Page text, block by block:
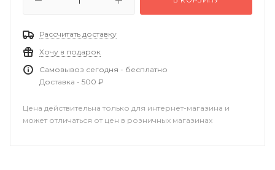
Рассчитать доставку
Хочу в подарок
Самовывоз сегодня - бесплатно
Доставка - 500 ₽
Цена действительна только для интернет-магазина и
может отличаться от цен в розничных магазинах